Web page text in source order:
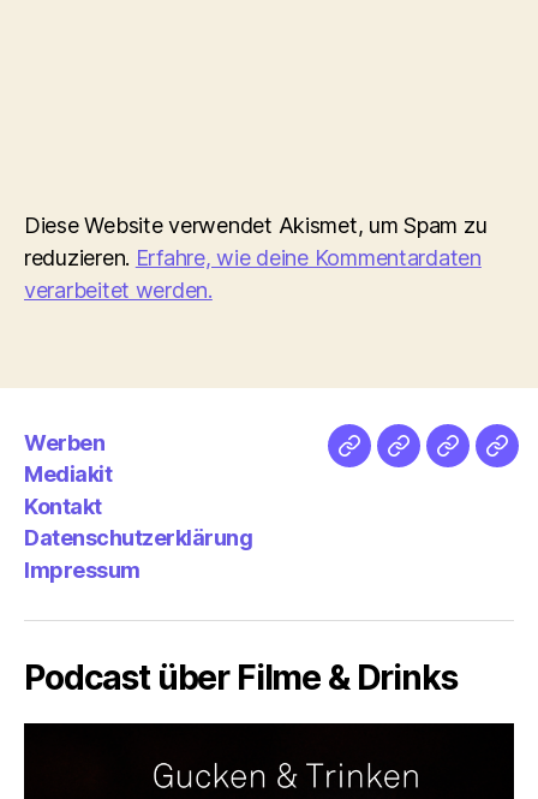
Diese Website verwendet Akismet, um Spam zu
reduzieren. Erfahre, wie deine Kommentardaten
verarbeitet werden.
Werben
Mediakit
Kontakt
Datenschutzerklärung
Impressum
NetzMedien
Podcast über Filme & Drinks